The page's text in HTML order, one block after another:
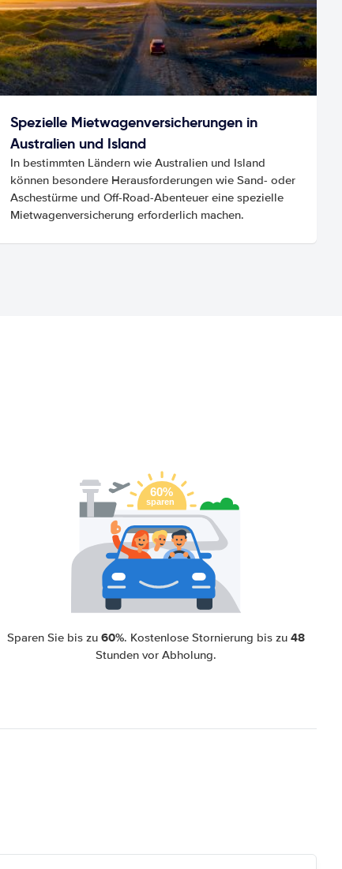
Spezielle Mietwagenversicherungen in
Australien und Island
In bestimmten Ländern wie Australien und Island
können besondere Herausforderungen wie Sand- oder
Aschestürme und Off-Road-Abenteuer eine spezielle
Mietwagenversicherung erforderlich machen.
Sparen Sie bis zu60%. Kostenlose Stornierung bis zu48
Stunden vor Abholung.